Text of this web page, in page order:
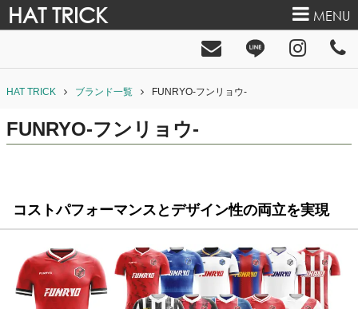
HAT TRICK MENU
HAT TRICK ブランド一覧 FUNRYO-フンリョウ-
FUNRYO-フンリョウ-
コストパフォーマンスとデザイン性の両立を実現